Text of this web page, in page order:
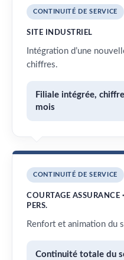
CONTINUITÉ DE SERVICE
SITE INDUSTRIEL
Intégration d’une
chiffres.
Filiale intégrée,
mois
CONTINUITÉ DE SERVICE
COURTAGE ASSURANCE
PERS.
Renfort et animation du
Continuité totale du